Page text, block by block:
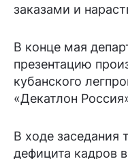
заказами и
В конце мая
презентацию
кубанского
«Декатлон
В ходе заседания
дефицита кадров